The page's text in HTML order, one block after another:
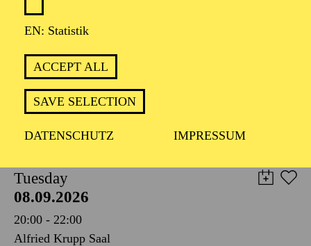
EN: Statistik
ACCEPT ALL
SAVE SELECTION
DATENSCHUTZ IMPRESSUM
BLICK AUF DEN IRAN –
STIMMEN ZUR AKTUELLEN
LAGE
TICKETS
8,00€
Tuesday
08.09.2026
20:00 - 22:00
Alfried Krupp Saal